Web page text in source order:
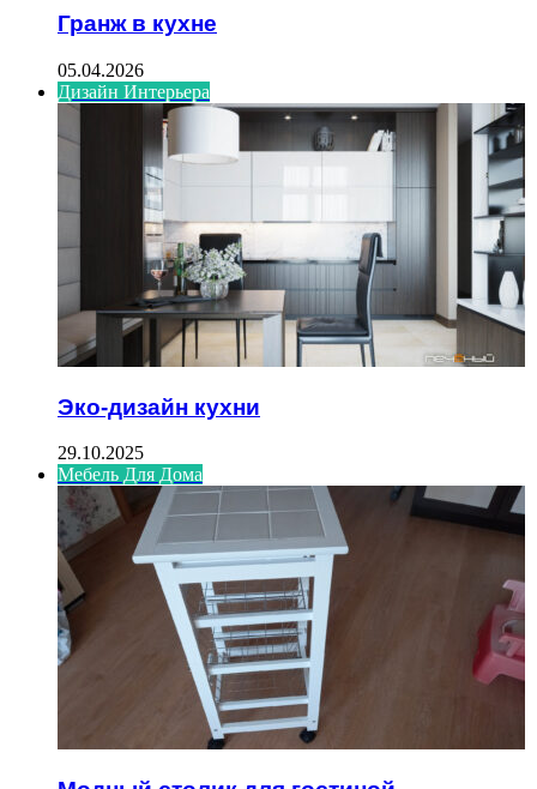
Гранж в кухне
05.04.2026
Дизайн Интерьера
Эко-дизайн кухни
29.10.2025
Мебель Для Дома